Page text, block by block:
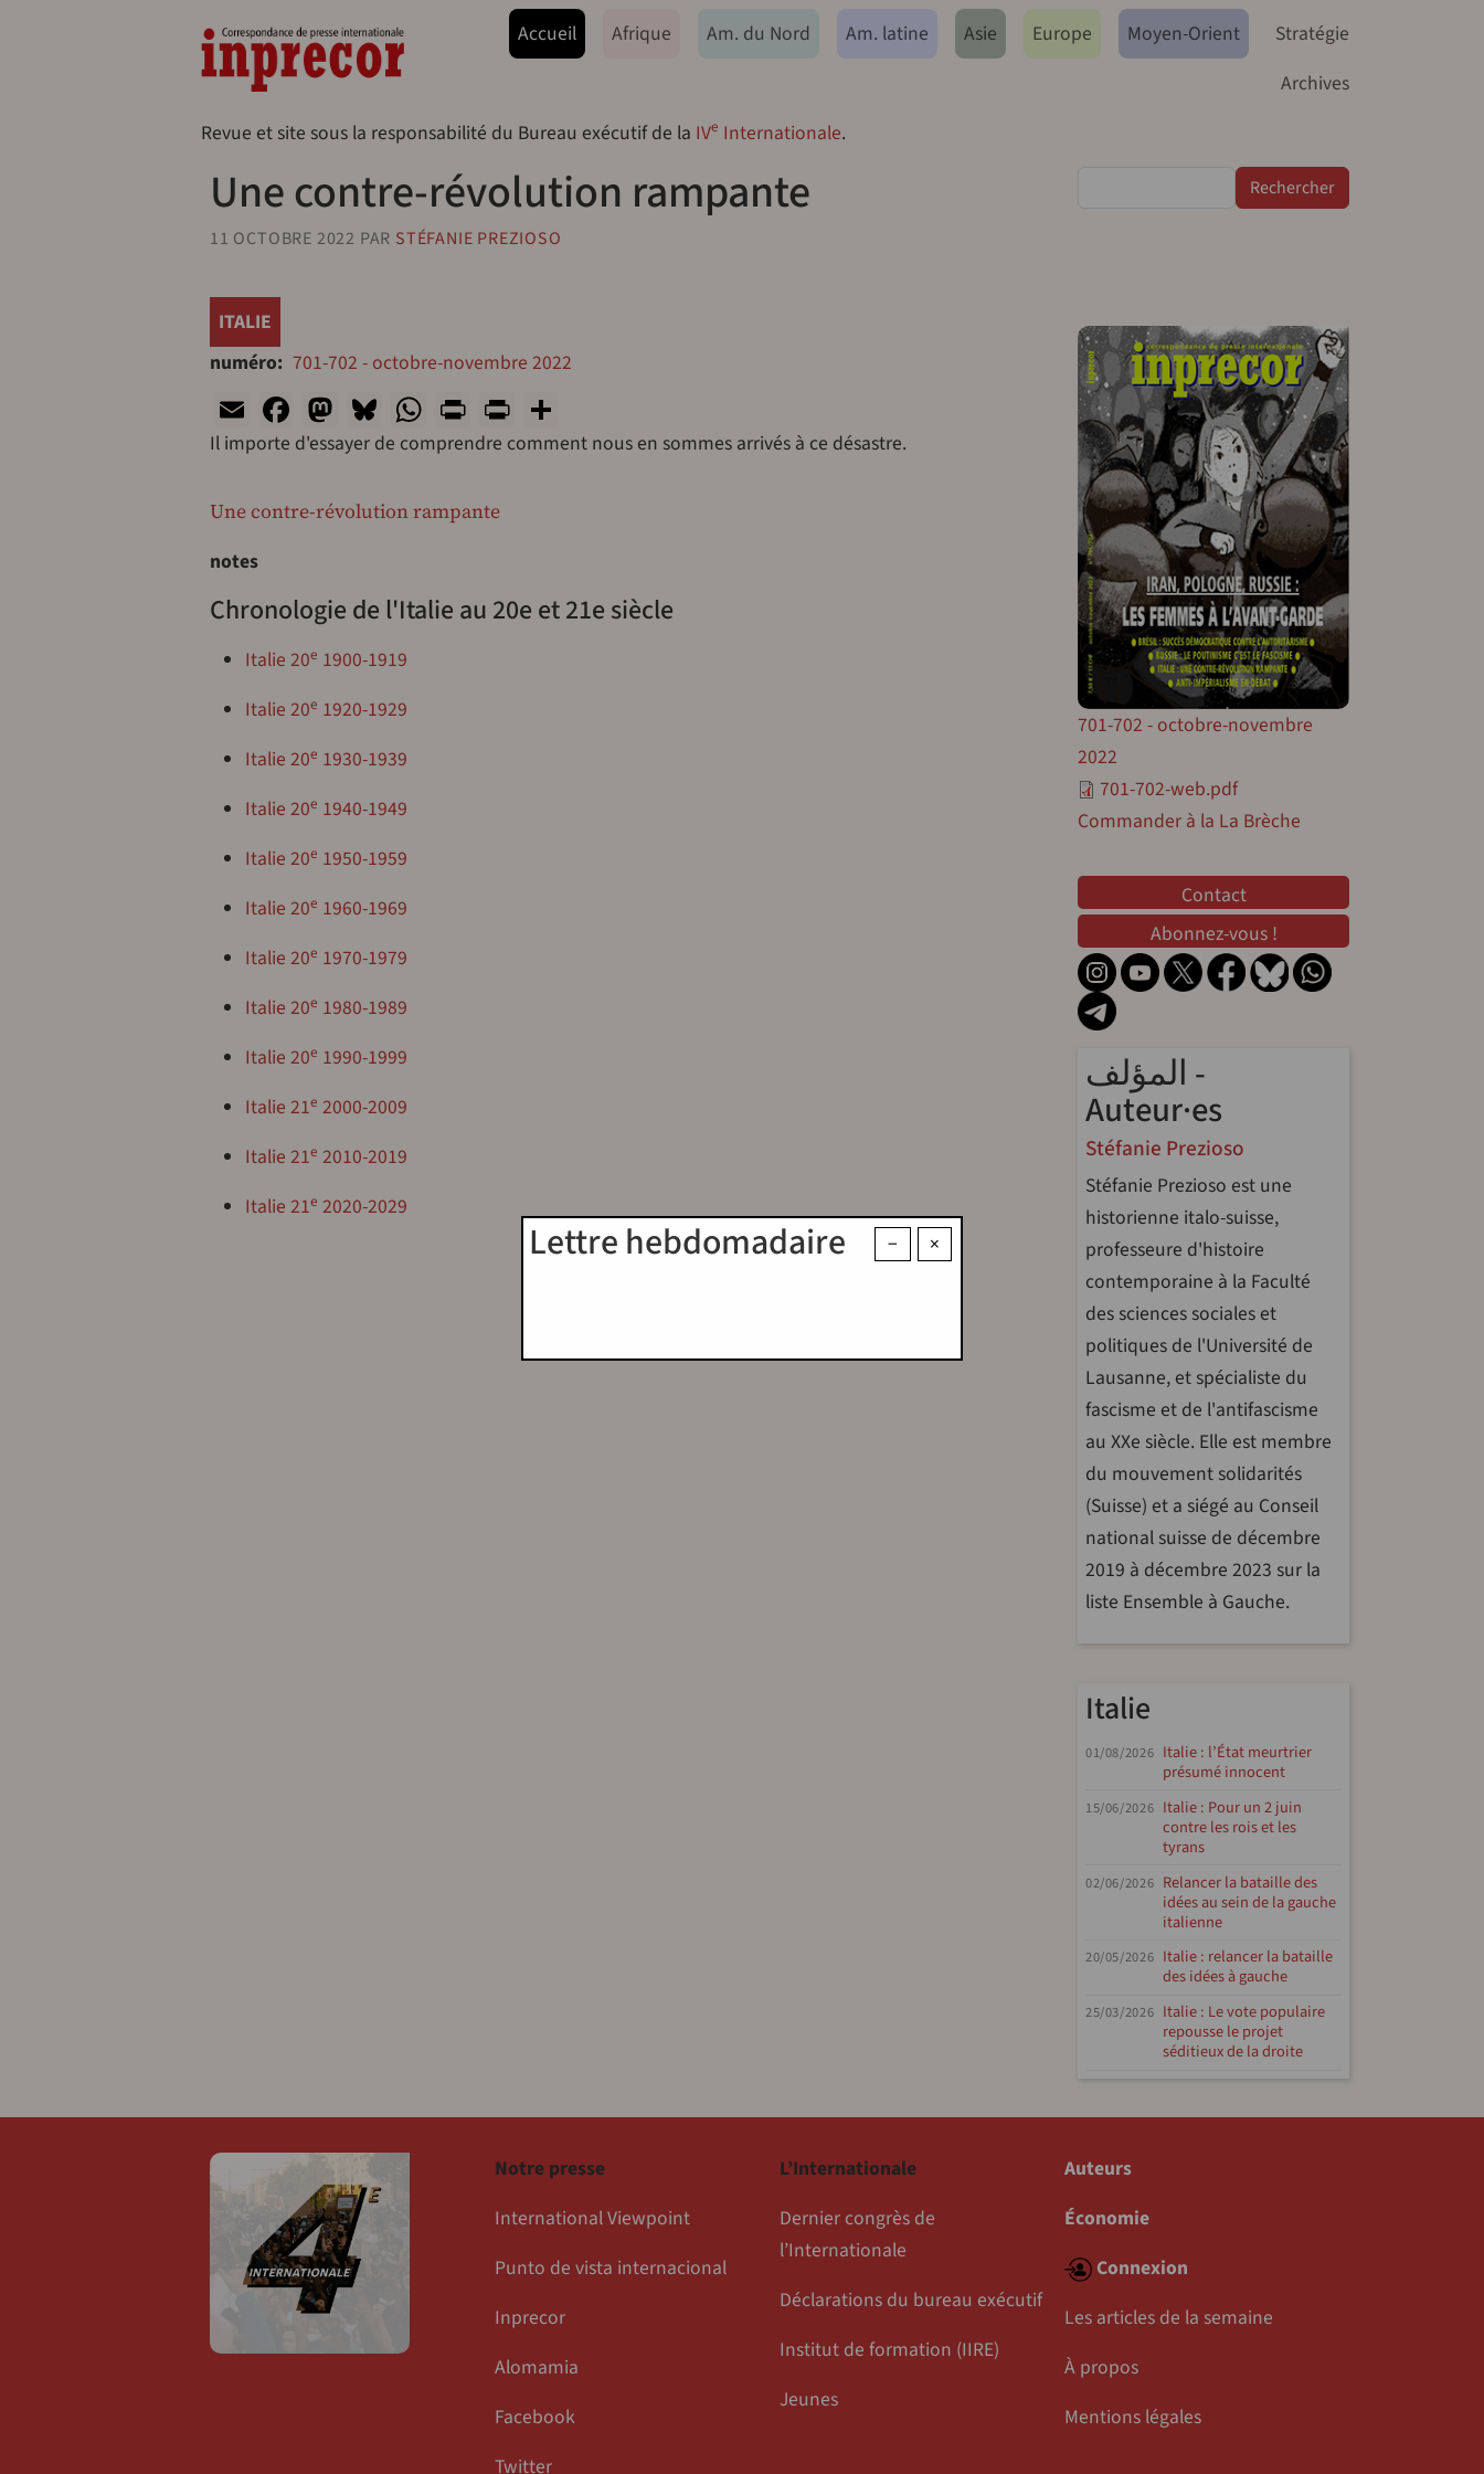
Navegação principal
Accueil Afrique Am. du Nord Am. latine Asie Europe Moyen-Orient
Stratégie
Archives
Revue et site sous la responsabilité du Bureau exécutif de la IVe Internationale.
Une contre-révolution rampante
11 OCTOBRE 2022 PAR STÉFANIE PREZIOSO
ITALIE
numéro 701-702 - octobre-novembre 2022
EmailFacebook
Mastodon
Bluesky
WhatsApp
PrintPrintFriendly
Il importe d'essayer de comprendre comment nous en sommes arrivés à ce désastre.
Une contre-révolution rampante
notes
Chronologie de l'Italie au 20e et 21e siècle
Italie 20e 1900-1919
Italie 20e 1920-1929
Italie 20e 1930-1939
Italie 20e 1940-1949
Italie 20e 1950-1959
Italie 20e 1960-1969
Italie 20e 1970-1979
Italie 20e 1980-1989
Italie 20e 1990-1999
Italie 21e 2000-2009
Italie 21e 2010-2019
Italie 21e 2020-2029
×
−
Lettre hebdomadaire
701-702 - octobre-novembre
2022
701-702-web.pdf
Commander à la La Brèche
Contact
Abonnez-vous !
المؤلف -
Auteur·es
Stéfanie Prezioso
Stéfanie Prezioso est une
historienne italo-suisse,
professeure d'histoire
contemporaine à la Faculté
des sciences sociales et
politiques de l'Université de
Lausanne, et spécialiste du
fascisme et de l'antifascisme
au XXe siècle. Elle est membre
du mouvement solidarités
(Suisse) et a siégé au Conseil
national suisse de décembre
2019 à décembre 2023 sur la
liste Ensemble à Gauche.
Italie
01/08/2026 Italie : l’État meurtrier
présumé innocent
15/06/2026 Italie : Pour un 2 juin
contre les rois et les
tyrans
02/06/2026 Relancer la bataille des
idées au sein de la gauche
italienne
20/05/2026 Italie : relancer la bataille
des idées à gauche
25/03/2026 Italie : Le vote populaire
repousse le projet
séditieux de la droite
Notre presse
International Viewpoint
Punto de vista internacional
Inprecor
Alomamia
Facebook
Twitter
L’Internationale
Dernier congrès de
l’Internationale
Déclarations du bureau exécutif
Institut de formation (IIRE)
Jeunes
Auteurs
Économie
Connexion
Les articles de la semaine
À propos
Mentions légales